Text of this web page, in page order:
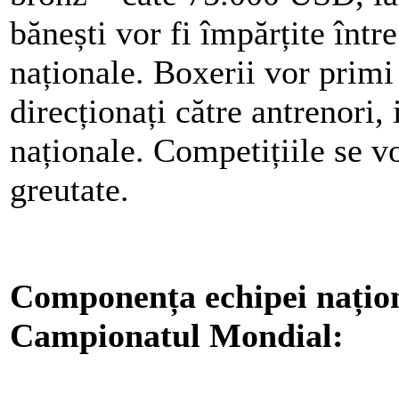
bănești vor fi împărțite
naționale. Boxerii vor
direcționați către
naționale. Competițiile se
greutate.
Componența echipei
Campionatul Mondial: